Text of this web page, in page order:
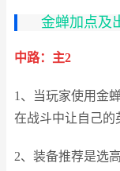
金蝉加点及
中路：主2
1、当玩家使用金
在战斗中让自己的
2、装备推荐是选